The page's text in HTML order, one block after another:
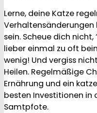
Lerne, deine Katze
Verhaltensänderungen
sein. Scheue dich
lieber einmal zu oft
wenig! Und vergiss
Heilen. Regelmäßige
Ernährung und ein
besten Investitionen in
Samtpfote.